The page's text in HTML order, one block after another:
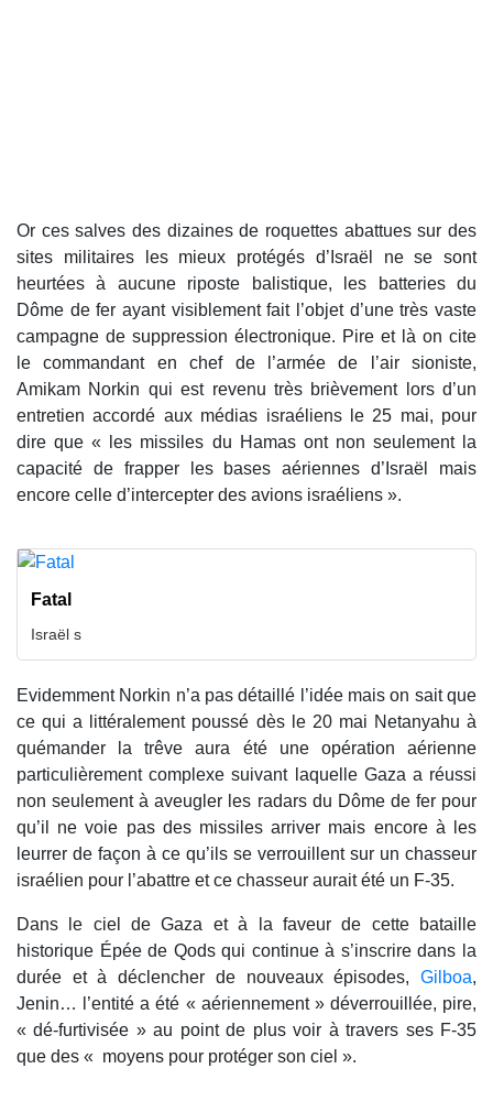
Or ces salves des dizaines de roquettes abattues sur des
sites militaires les mieux protégés d’Israël ne se sont
heurtées à aucune riposte balistique, les batteries du
Dôme de fer ayant visiblement fait l’objet d’une très vaste
campagne de suppression électronique. Pire et là on cite
le commandant en chef de l’armée de l’air sioniste,
Amikam Norkin qui est revenu très brièvement lors d’un
entretien accordé aux médias israéliens le 25 mai, pour
dire que « les missiles du Hamas ont non seulement la
capacité de frapper les bases aériennes d’Israël mais
encore celle d’intercepter des avions israéliens ».
Fatal
Israël s
Evidemment Norkin n’a pas détaillé l’idée mais on sait que
ce qui a littéralement poussé dès le 20 mai Netanyahu à
quémander la trêve aura été une opération aérienne
particulièrement complexe suivant laquelle Gaza a réussi
non seulement à aveugler les radars du Dôme de fer pour
qu’il ne voie pas des missiles arriver mais encore à les
leurrer de façon à ce qu’ils se verrouillent sur un chasseur
israélien pour l’abattre et ce chasseur aurait été un F-35.
Dans le ciel de Gaza et à la faveur de cette bataille
historique Épée de Qods qui continue à s’inscrire dans la
durée et à déclencher de nouveaux épisodes, Gilboa,
Jenin… l’entité a été « aériennement » déverrouillée, pire,
« dé-furtivisée » au point de plus voir à travers ses F-35
que des « moyens pour protéger son ciel ».